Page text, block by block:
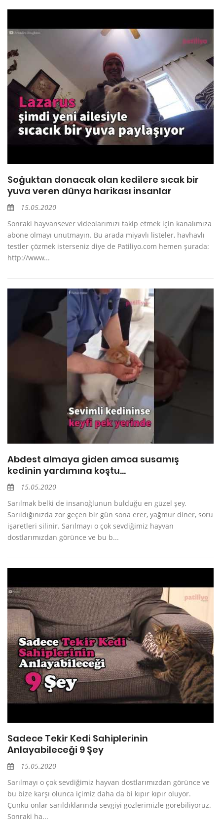
Soğuktan donacak olan kedilere sıcak bir
yuva veren dünya harikası insanlar
15.05.2020
Sonraki hayvansever videolarımızı takip etmek için kanalımıza
abone olmayı unutmayın. Bu arada miyavlı listeler, havhavlı
testler çözmek isterseniz diye de Patiliyo.com hemen şurada:
http://www...
Abdest almaya giden amca susamış
kedinin yardımına koştu...
15.05.2020
Sarılmak belki de insanoğlunun bulduğu en güzel şey.
Sarıldığınızda zor geçen bir gün sona erer, yağmur diner, soru
işaretleri silinir. Sarılmayı o çok sevdiğimiz hayvan
dostlarımızdan görünce ve bu b...
Sadece Tekir Kedi Sahiplerinin
Anlayabileceği 9 Şey
15.05.2020
Sarılmayı o çok sevdiğimiz hayvan dostlarımızdan görünce ve
bu bize karşı olunca içimiz daha da bi kıpır kıpır oluyor.
Çünkü onlar sarıldıklarında sevgiyi gözlerimizle görebiliyoruz.
Sonraki ha...